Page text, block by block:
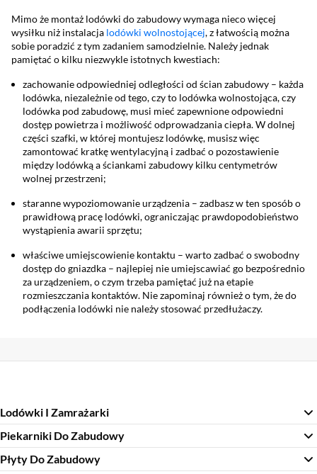
Mimo że montaż lodówki do zabudowy wymaga nieco więcej
wysiłku niż instalacja lodówki wolnostojącej, z łatwością można
sobie poradzić z tym zadaniem samodzielnie. Należy jednak
pamiętać o kilku niezwykle istotnych kwestiach:
zachowanie odpowiedniej odległości od ścian zabudowy – każda
lodówka, niezależnie od tego, czy to lodówka wolnostojąca, czy
lodówka pod zabudowę, musi mieć zapewnione odpowiedni
dostęp powietrza i możliwość odprowadzania ciepła. W dolnej
części szafki, w której montujesz lodówkę, musisz więc
zamontować kratkę wentylacyjną i zadbać o pozostawienie
między lodówką a ściankami zabudowy kilku centymetrów
wolnej przestrzeni;
staranne wypoziomowanie urządzenia – zadbasz w ten sposób o
prawidłową pracę lodówki, ograniczając prawdopodobieństwo
wystąpienia awarii sprzętu;
właściwe umiejscowienie kontaktu – warto zadbać o swobodny
dostęp do gniazdka – najlepiej nie umiejscawiać go bezpośrednio
za urządzeniem, o czym trzeba pamiętać już na etapie
rozmieszczania kontaktów. Nie zapominaj również o tym, że do
podłączenia lodówki nie należy stosować przedłużaczy.
Lodówki I Zamrażarki
Piekarniki Do Zabudowy
Płyty Do Zabudowy